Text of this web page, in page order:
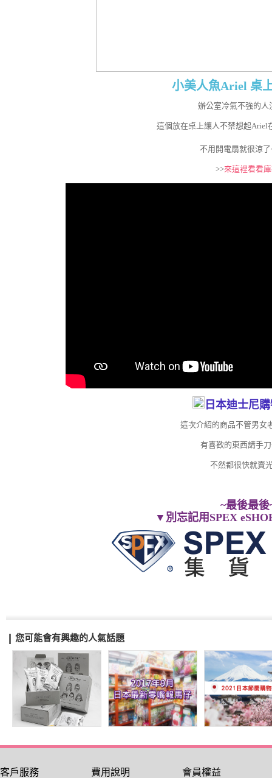
小美人魚Ariel 桌
辦公室冷氣不強的人
這個放在桌上讓人不禁想起Ariel
不用開電扇就很涼了
>>來這裡看看
日本迪士尼
這次介紹的商品不管男女
有喜歡的東西請手
不然都很快就賣
~最後最後
▼ 別忘記用SPEX
您可能會有興趣的人氣話題
客戶服務 費用說明 會員權益